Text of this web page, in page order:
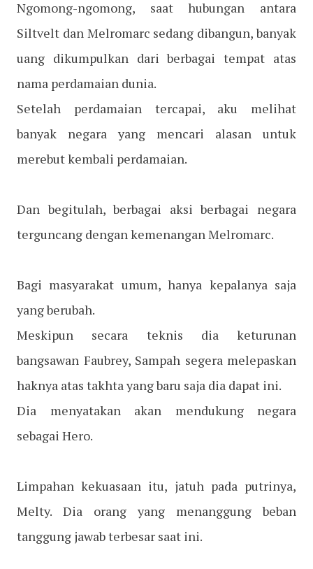
Ngomong-ngomong, saat hubungan antara
Siltvelt dan Melromarc sedang dibangun, banyak
uang dikumpulkan dari berbagai tempat atas
nama perdamaian dunia.
Setelah perdamaian tercapai, aku melihat
banyak negara yang mencari alasan untuk
merebut kembali perdamaian.
Dan begitulah, berbagai aksi berbagai negara
terguncang dengan kemenangan Melromarc.
Bagi masyarakat umum, hanya kepalanya saja
yang berubah.
Meskipun secara teknis dia keturunan
bangsawan Faubrey, Sampah segera melepaskan
haknya atas takhta yang baru saja dia dapat ini.
Dia menyatakan akan mendukung negara
sebagai Hero.
Limpahan kekuasaan itu, jatuh pada putrinya,
Melty. Dia orang yang menanggung beban
tanggung jawab terbesar saat ini.